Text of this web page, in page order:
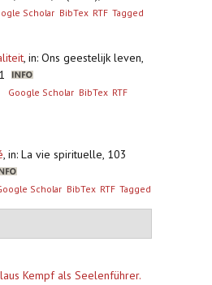
Scholar BibTex RTF Tagged
, in: Ons geestelijk leven,
Google Scholar BibTex RTF
, in: La vie spirituelle, 103
Scholar BibTex RTF Tagged
Kempf als Seelenführer.